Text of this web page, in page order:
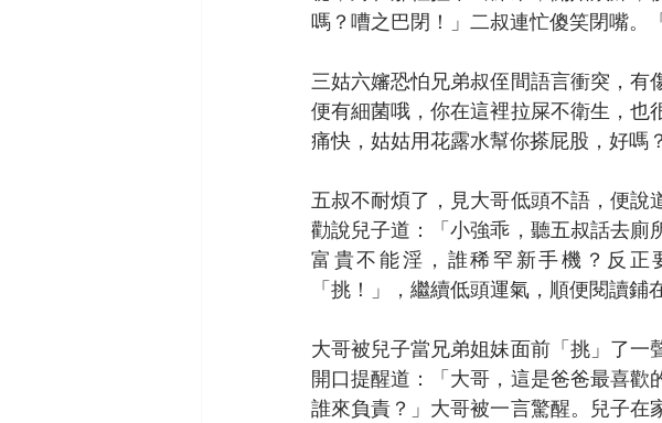
嗎？嘈之巴閉！」二叔連忙傻笑閉嘴。
三姑六嬸恐怕兄弟叔侄間語言衝突，有
便有細菌哦，你在這裡拉屎不衛生，也
痛快，姑姑用花露水幫你搽屁股，好嗎
五叔不耐煩了，見大哥低頭不語，便說
勸說兒子道：「小強乖，聽五叔話去廁
富貴不能淫，誰稀罕新手機？反
「挑！」，繼續低頭運氣，順便閱讀鋪
大哥被兒子當兄弟姐妹面前「挑」了
開口提醒道：「大哥，這是爸爸最喜歡
誰來負責？」大哥被一言驚醒。兒子在